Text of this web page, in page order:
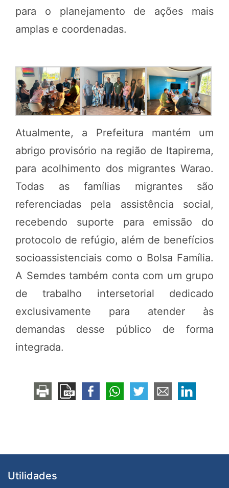
para o planejamento de ações mais
amplas e coordenadas.
Atualmente, a Prefeitura mantém um
abrigo provisório na região de Itapirema,
para acolhimento dos migrantes Warao.
Todas as famílias migrantes são
referenciadas pela assistência social,
recebendo suporte para emissão do
protocolo de refúgio, além de benefícios
socioassistenciais como o Bolsa Família.
A Semdes também conta com um grupo
de trabalho intersetorial dedicado
exclusivamente para atender às
demandas desse público de forma
integrada.
Utilidades